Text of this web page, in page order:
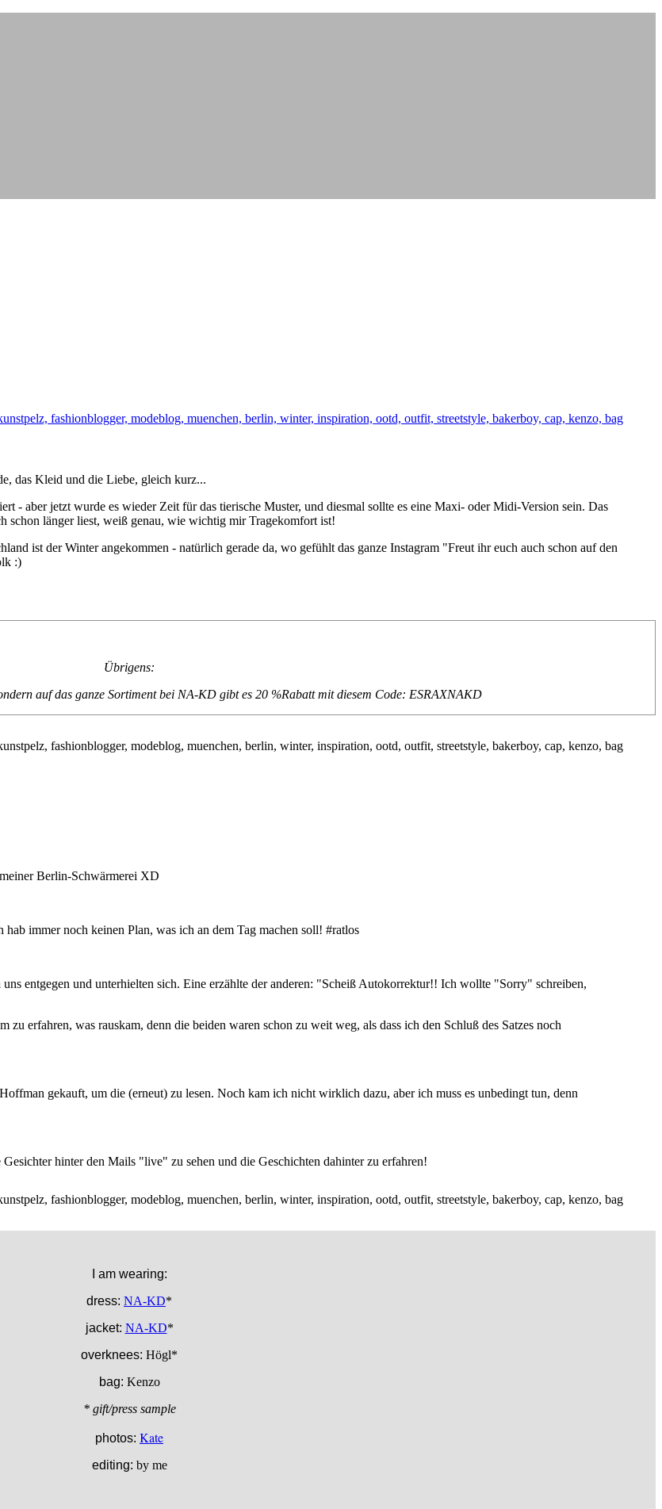
das Kleid und die Liebe, gleich kurz...
- aber jetzt wurde es wieder Zeit für das tierische Muster, und diesmal sollte es eine Maxi- oder Midi-Version sein. Das
länger liest, weiß genau, wie wichtig mir Tragekomfort ist!
ist der Winter angekommen - natürlich gerade da, wo gefühlt das ganze Instagram "Freut ihr euch auch schon auf den
:)
Übrigens:
auf das ganze Sortiment bei NA-KD gibt es 20 %Rabatt mit diesem Code: ESRAXNAKD
Berlin-Schwärmerei XD
immer noch keinen Plan, was ich an dem Tag machen soll! #ratlos
entgegen und unterhielten sich. Eine erzählte der anderen: "Scheiß Autokorrektur!! Ich wollte "Sorry" schreiben,
zu erfahren, was rauskam, denn die beiden waren schon zu weit weg, als dass ich den Schluß des Satzes noch
gekauft, um die (erneut) zu lesen. Noch kam ich nicht wirklich dazu, aber ich muss es unbedingt tun, denn
hinter den Mails "live" zu sehen und die Geschichten dahinter zu erfahren!
I am wearing:
dress: NA-KD*
jacket: NA-KD*
overknees: Högl*
bag: Kenzo
* gift/press sample
photos: Kate
editing: by me